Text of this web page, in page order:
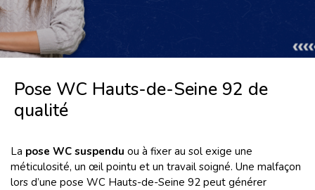
Pose WC Hauts-de-Seine 92 de
qualité
La pose WC suspendu ou à fixer au sol exige une
méticulosité, un œil pointu et un travail soigné. Une malfaçon
lors d’une pose WC Hauts-de-Seine 92 peut générer